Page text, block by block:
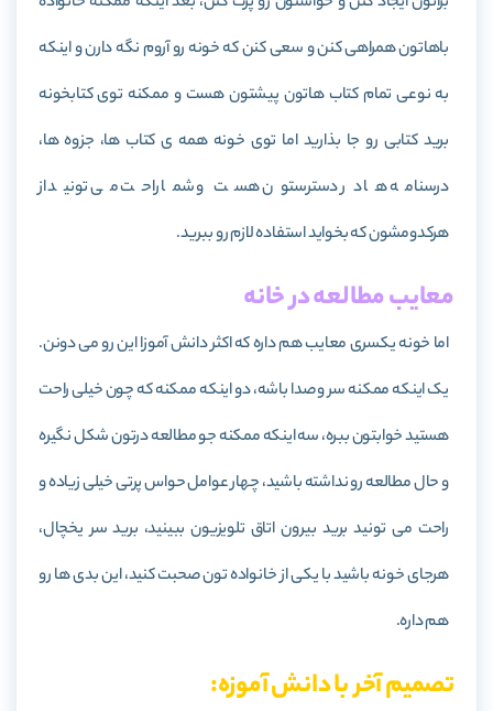
باهاتون همراهی کنن و سعی کنن که خونه رو آروم نگه دارن و اینکه
به نوعی تمام کتاب هاتون پیشتون هست و ممکنه توی کتابخونه
برید کتابی رو جا بذارید اما توی خونه همه ی کتاب ها، جزوه ها،
درسنامه ها در دسترستون هست و شما راحت می تونید از
هرکدومشون که بخواید استفاده لازم رو ببرید.
معایب مطالعه در خانه
اما خونه یکسری معایب هم داره که اکثر دانش آموزا این رو می دونن.
یک اینکه ممکنه سر و صدا باشه، دو اینکه ممکنه که چون خیلی راحت
هستید خوابتون ببره، سه اینکه ممکنه جو مطالعه درتون شکل نگیره
و حال مطالعه رو نداشته باشید، چهار عوامل حواس پرتی خیلی زیاده و
راحت می تونید برید بیرون اتاق تلویزیون ببینید، برید سر یخچال،
هرجای خونه باشید با یکی از خانواده تون صحبت کنید، این بدی ها رو
هم داره.
تصمیم آخر با دانش آموزه: